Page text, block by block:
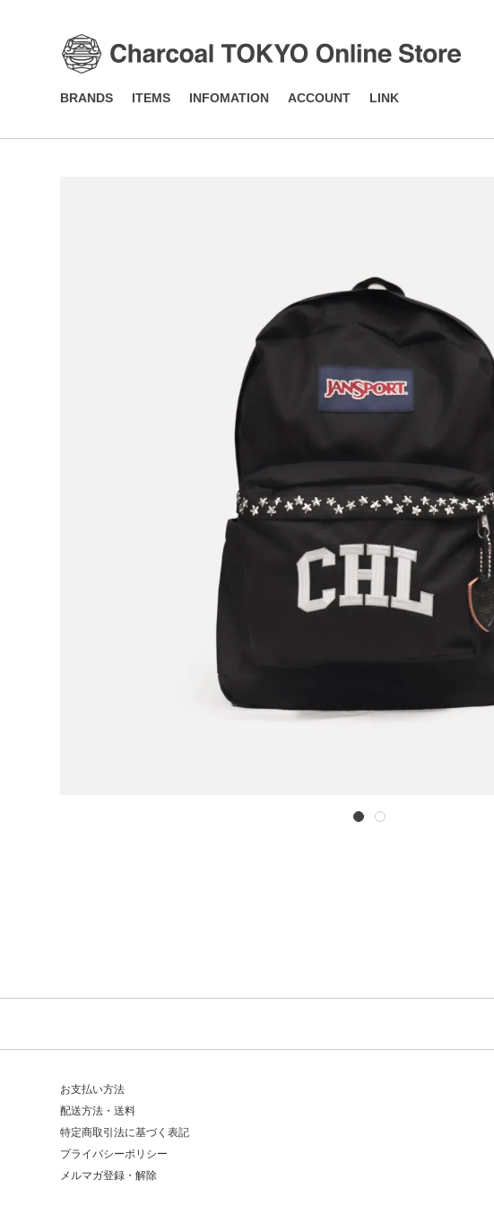
BRANDS ITEMS INFOMATION ACCOUNT LINK
お支払い方法
配送方法・送料
特定商取引法に基づく表記
プライバシーポリシー
メルマガ登録・解除